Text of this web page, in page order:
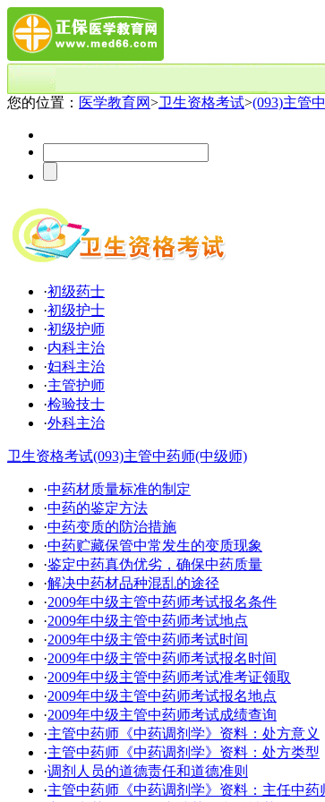
您的位置： 医学教育网>卫生资格考试>(093)主管
·初级药士
·初级护士
·初级护师
·内科主治
·妇科主治
·主管护师
·检验技士
·外科主治
卫生资格考试(093)主管中药师(中级师)
·中药材质量标准的制定
·中药的鉴定方法
·中药变质的防治措施
·中药贮藏保管中常发生的变质现象
·鉴定中药真伪优劣，确保中药质量
·解决中药材品种混乱的途径
·2009年中级主管中药师考试报名条件
·2009年中级主管中药师考试地点
·2009年中级主管中药师考试时间
·2009年中级主管中药师考试报名时间
·2009年中级主管中药师考试准考证领取
·2009年中级主管中药师考试报名地点
·2009年中级主管中药师考试成绩查询
·主管中药师《中药调剂学》资料：处方意义
·主管中药师《中药调剂学》资料：处方类型
·调剂人员的道德责任和道德准则
·主管中药师《中药调剂学》资料：主任中药